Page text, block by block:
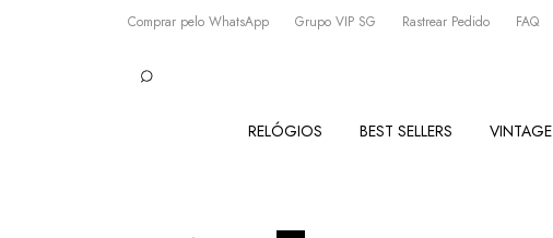
Comprar pelo WhatsApp Grupo VIP SG Rastrear Pedido FAQ
RELÓGIOS BEST SELLERS VINTAGE